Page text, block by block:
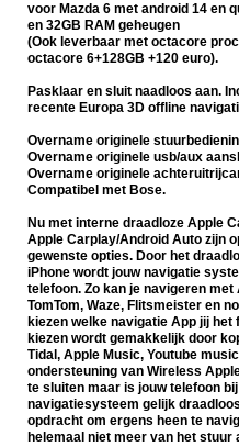
voor Mazda 6 met android 14 en
en 32GB RAM geheugen
(Ook leverbaar met octacore
octacore 6+128GB +120 euro).
Pasklaar en sluit naadloos aan.
recente Europa 3D offline
Overname originele
Overname originele usb/aux
Overname originele
Compatibel met Bose.
Nu met interne draadloze Apple
Apple Carplay/Android Auto zijn
gewenste opties. Door het
iPhone wordt jouw navigatie
telefoon. Zo kan je navigeren met
TomTom, Waze, Flitsmeister en
kiezen welke navigatie App jij
kiezen wordt gemakkelijk door
Tidal, Apple Music, Youtube
ondersteuning van Wireless
te sluiten maar is jouw telefoon
navigatiesysteem gelijk
opdracht om ergens heen te
helemaal niet meer van het stuur